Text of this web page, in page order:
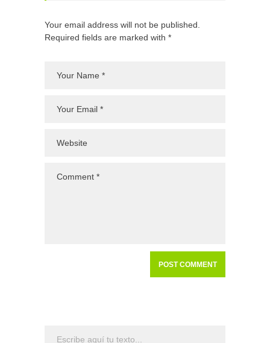
Your email address will not be published.
Required fields are marked with *